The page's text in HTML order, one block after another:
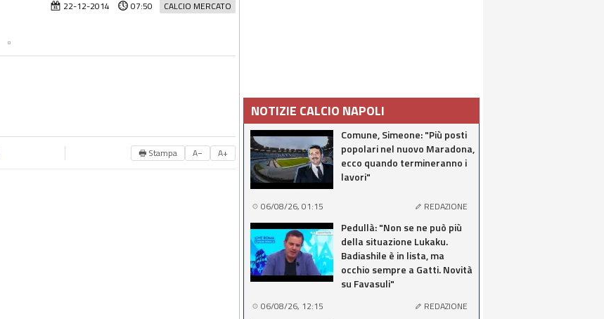
CALCIO MERCATO
22-12-2014 07:50
🖶 Stampa A− A+
NOTIZIE CALCIO NAPOLI
Comune, Simeone: "Più posti
popolari nel nuovo Maradona,
ecco quando termineranno i
lavori"
06/08/26, 01:15 REDAZIONE
Pedullà: "Non se ne può più
della situazione Lukaku.
Badiashile è in lista, ma
occhio sempre a Gatti. Novità
su Favasuli"
06/08/26, 12:15 REDAZIONE